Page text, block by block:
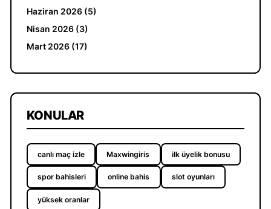
Haziran 2026 (5)
Nisan 2026 (3)
Mart 2026 (17)
KONULAR
canlı maç izle Maxwingiris ilk üyelik bonusu
spor bahisleri online bahis slot oyunları
yüksek oranlar